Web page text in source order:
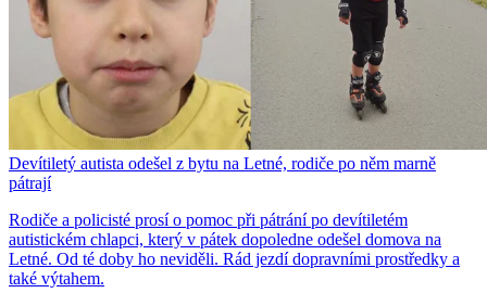
Devítiletý autista odešel z bytu na Letné, rodiče po něm marně
pátrají
Rodiče a policisté prosí o pomoc při pátrání po devítiletém
autistickém chlapci, který v pátek dopoledne odešel domova na
Letné. Od té doby ho neviděli. Rád jezdí dopravními prostředky a
také výtahem.